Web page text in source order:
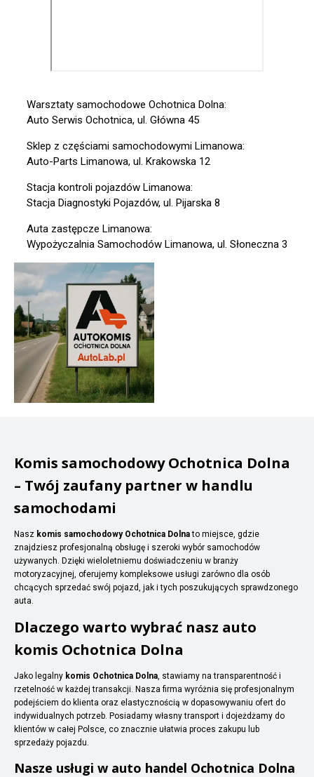
Warsztaty samochodowe Ochotnica Dolna:
Auto Serwis Ochotnica, ul. Główna 45
Sklep z częściami samochodowymi Limanowa:
Auto-Parts Limanowa, ul. Krakowska 12
Stacja kontroli pojazdów Limanowa:
Stacja Diagnostyki Pojazdów, ul. Pijarska 8
Auta zastępcze Limanowa:
Wypożyczalnia Samochodów Limanowa, ul. Słoneczna 3
Komis samochodowy Ochotnica Dolna
– Twój zaufany partner w handlu
samochodami
Nasz komis samochodowy Ochotnica Dolnato miejsce, gdzie
znajdziesz profesjonalną obsługę i szeroki wybór samochodów
używanych. Dzięki wieloletniemu doświadczeniu w branży
motoryzacyjnej, oferujemy kompleksowe usługi zarówno dla osób
chcących sprzedać swój pojazd, jak i tych poszukujących sprawdzonego
auta.
Dlaczego warto wybrać nasz auto
komis Ochotnica Dolna
Jako legalny komis Ochotnica Dolna, stawiamy na transparentność i
rzetelność w każdej transakcji. Nasza firma wyróżnia się profesjonalnym
podejściem do klienta oraz elastycznością w dopasowywaniu ofert do
indywidualnych potrzeb. Posiadamy własny transport i dojeżdżamy do
klientów w całej Polsce, co znacznie ułatwia proces zakupu lub
sprzedaży pojazdu.
Nasze usługi w auto handel Ochotnica Dolna